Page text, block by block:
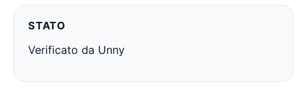
STATO
Verificato da Unny